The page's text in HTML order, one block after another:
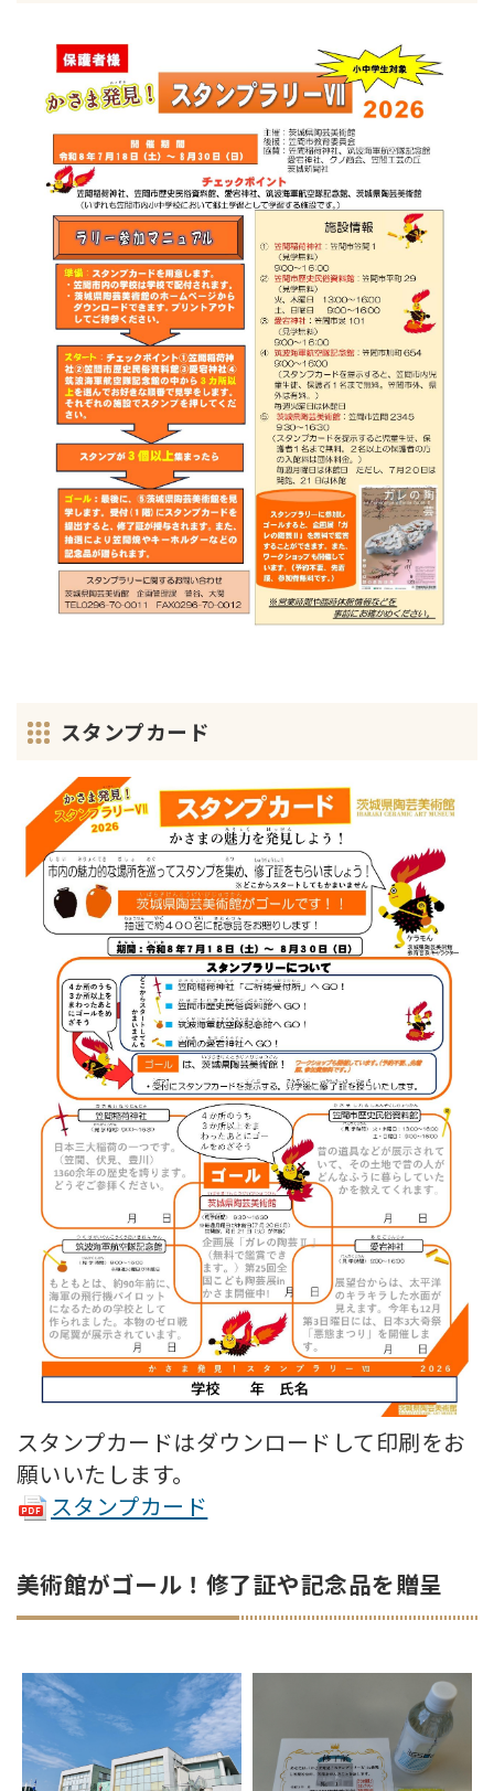
スタンプカード
スタンプカードはダウンロードして印刷をお
願いいたします。
スタンプカード
美術館がゴール！修了証や記念品を贈呈